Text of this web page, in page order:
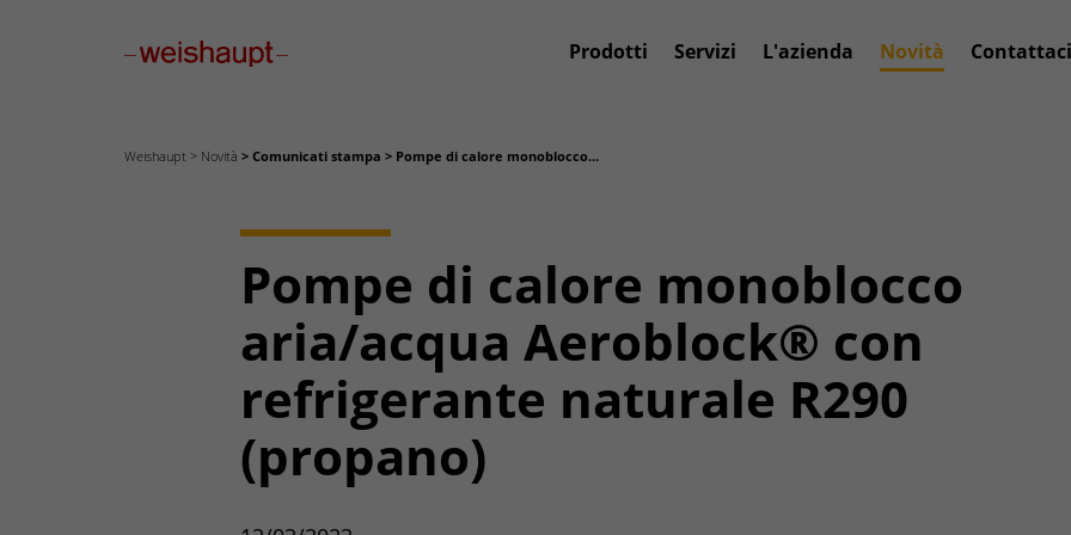
Prodotti Servizi L'azienda Novità Contattaci
Weishaupt Novità Comunicati stampa Pompe di calore monoblocco...
Pompe di calore monoblocco
aria/acqua Aeroblock® con
refrigerante naturale R290
(propano)